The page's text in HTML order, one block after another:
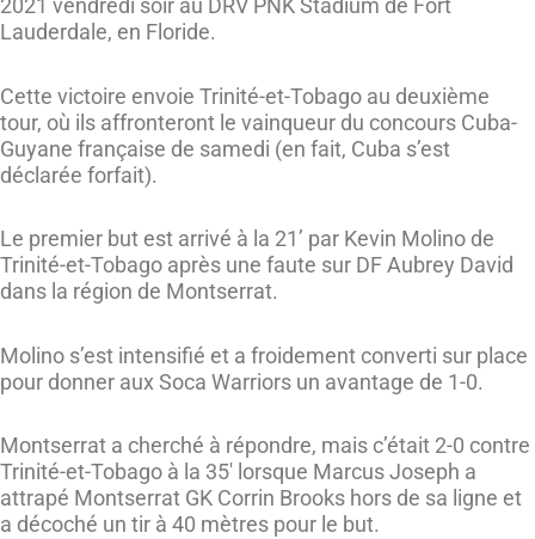
2021 vendredi soir au DRV PNK Stadium de Fort
Lauderdale, en Floride.
Cette victoire envoie Trinité-et-Tobago au deuxième
tour, où ils affronteront le vainqueur du concours Cuba-
Guyane française de samedi (en fait, Cuba s’est
déclarée forfait).
Le premier but est arrivé à la 21’ par Kevin Molino de
Trinité-et-Tobago après une faute sur DF Aubrey David
dans la région de Montserrat.
Molino s’est intensifié et a froidement converti sur place
pour donner aux Soca Warriors un avantage de 1-0.
Montserrat a cherché à répondre, mais c’était 2-0 contre
Trinité-et-Tobago à la 35′ lorsque Marcus Joseph a
attrapé Montserrat GK Corrin Brooks hors de sa ligne et
a décoché un tir à 40 mètres pour le but.